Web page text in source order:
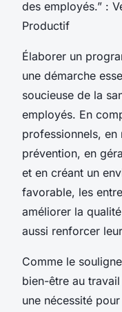
des employés.” :
Productif
Élaborer un
une démarche
soucieuse de la
employés. En
professionnels,
prévention, en
et en créant un
favorable, les
améliorer la
aussi renforcer
Comme le
bien-être au travail
une nécessité